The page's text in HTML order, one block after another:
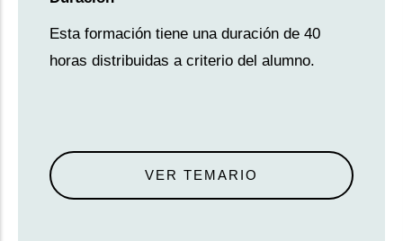
Esta formación tiene una duración de 40
horas distribuidas a criterio del alumno.
VER TEMARIO